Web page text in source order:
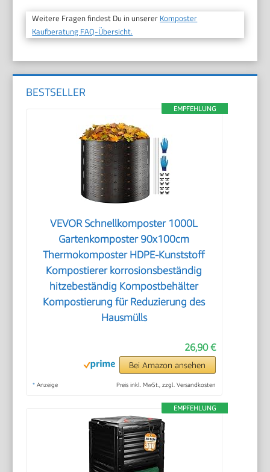
Weitere Fragen findest Du in unserer Komposter
Kaufberatung FAQ-Übersicht.
BESTSELLER
EMPFEHLUNG
VEVOR Schnellkomposter 1000L
Gartenkomposter 90x100cm
Thermokomposter HDPE-Kunststoff
Kompostierer korrosionsbeständig
hitzebeständig Kompostbehälter
Kompostierung für Reduzierung des
Hausmülls
26,90 €
Bei Amazon ansehen
* Anzeige Preis inkl. MwSt., zzgl. Versandkosten
EMPFEHLUNG